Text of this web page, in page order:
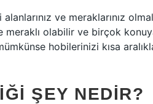
ve meraklarınız
meraklı olabilir ve birçok
hobilerinizi kısa
ŞEY NEDIR?